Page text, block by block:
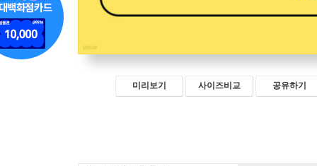
미리보기 사이즈비교 공유하기